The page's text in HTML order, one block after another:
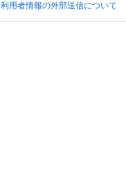
利用者情報の外部送信について